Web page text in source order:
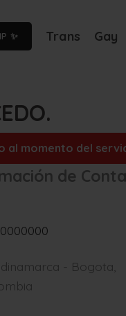
✨ Trans Gay
al momento del
de
- Bogota,